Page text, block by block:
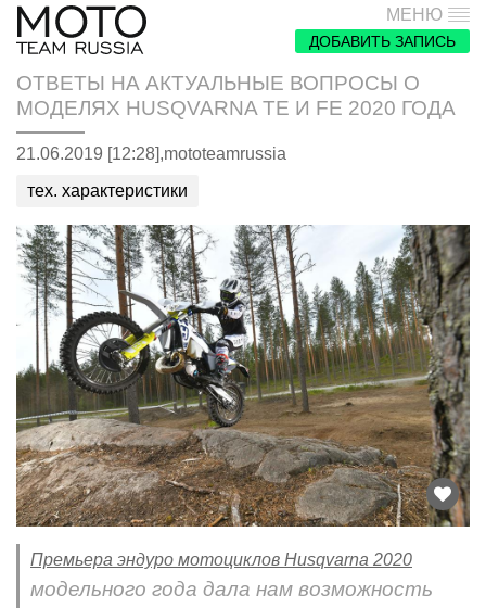
МЕНЮ
ДОБАВИТЬ ЗАПИСЬ
ОТВЕТЫ НА АКТУАЛЬНЫЕ ВОПРОСЫ О
МОДЕЛЯХ HUSQVARNA TE И FE 2020 ГОДА
21.06.2019 [12:28],mototeamrussia
тех. характеристики
Премьера эндуро мотоциклов Husqvarna 2020
модельного года дала нам возможность